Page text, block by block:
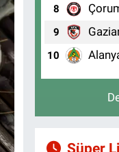
8
9
10
Süper